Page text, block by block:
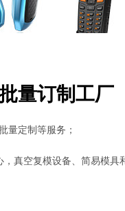
量订制工厂
量定制等服务；
真空复模设备、简易模具